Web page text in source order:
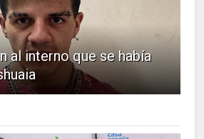
al interno que se había